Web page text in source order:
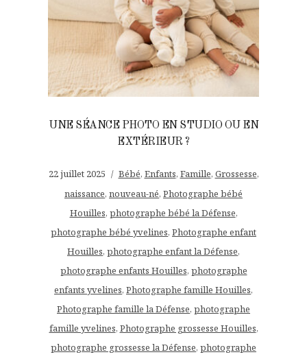
UNE SÉANCE PHOTO EN STUDIO OU EN
EXTÉRIEUR ?
22 juillet 2025 Bébé, Enfants, Famille, Grossesse,
naissance, nouveau-né, Photographe bébé
Houilles, photographe bébé la Défense,
photographe bébé yvelines, Photographe enfant
Houilles, photographe enfant la Défense,
photographe enfants Houilles, photographe
enfants yvelines, Photographe famille Houilles,
Photographe famille la Défense, photographe
famille yvelines, Photographe grossesse Houilles,
photographe grossesse la Défense, photographe